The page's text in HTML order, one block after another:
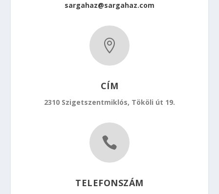
sargahaz@sargahaz.com

CÍM
2310 Szigetszentmiklós, Tököli út 19.

TELEFONSZÁM